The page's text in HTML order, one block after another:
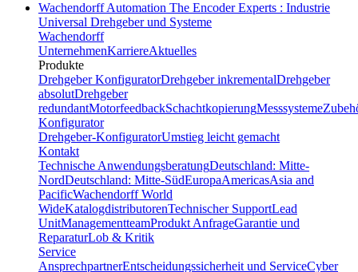
Wachendorff Automation The Encoder Experts : Industrie
Universal Drehgeber und Systeme
Wachendorff
UnternehmenKarriereAktuelles
Produkte
Drehgeber KonfiguratorDrehgeber inkrementalDrehgeber
absolutDrehgeber
redundantMotorfeedbackSchachtkopierungMesssysteme
Konfigurator
Drehgeber-KonfiguratorUmstieg leicht gemacht
Kontakt
Technische AnwendungsberatungDeutschland: Mitte-
NordDeutschland: Mitte-SüdEuropaAmericasAsia and
PacificWachendorff World
WideKatalogdistributorenTechnischer SupportLead
UnitManagementteamProdukt AnfrageGarantie und
ReparaturLob & Kritik
Service
AnsprechpartnerEntscheidungssicherheit und ServiceCyber